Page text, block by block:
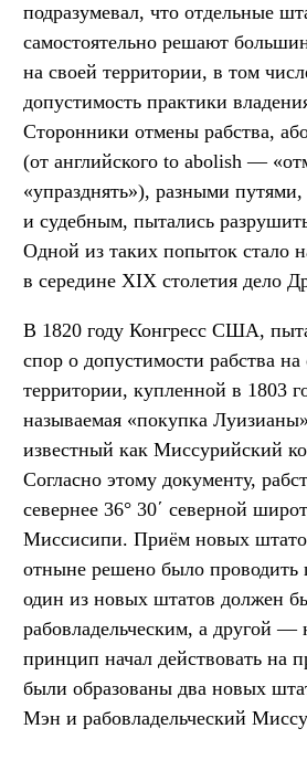
подразумевал, что отдельные
самостоятельно решают
на своей территории, в том
допустимость практики
Сторонники отмены рабства,
(от английского to abolish —
«упразднять»), разными
и судебным, пытались
Одной из таких попыток стало
в середине XIX столетия дело
В 1820 году Конгресс США,
спор о допустимости рабства
территории, купленной в 1803
называемая «покупка
известный как Миссурийский
Согласно этому документу,
севернее 36° 30΄ северной
Миссисипи. Приём новых
отныне решено было проводить
один из новых штатов должен
рабовладельческим, а другой —
принцип начал действовать на
были образованы два новых
Мэн и рабовладельческий